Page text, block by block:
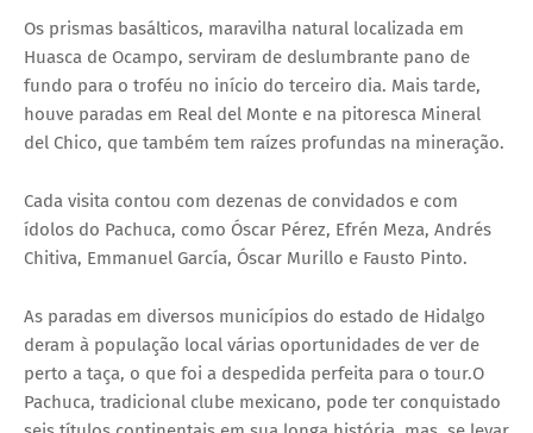
Os prismas basálticos, maravilha natural localizada em
Huasca de Ocampo, serviram de deslumbrante pano de
fundo para o troféu no início do terceiro dia. Mais tarde,
houve paradas em Real del Monte e na pitoresca Mineral
del Chico, que também tem raízes profundas na mineração.
Cada visita contou com dezenas de convidados e com
ídolos do Pachuca, como Óscar Pérez, Efrén Meza, Andrés
Chitiva, Emmanuel García, Óscar Murillo e Fausto Pinto.
As paradas em diversos municípios do estado de Hidalgo
deram à população local várias oportunidades de ver de
perto a taça, o que foi a despedida perfeita para o tour.O
Pachuca, tradicional clube mexicano, pode ter conquistado